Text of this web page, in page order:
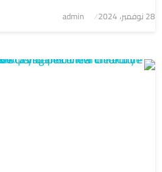
نُشر
28 نوفمبر، 2024 admin